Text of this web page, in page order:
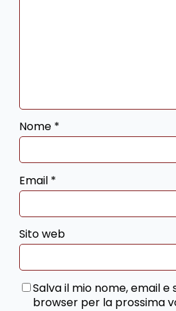
Nome *
Email *
Sito web
Salva il mio nome, email e
browser per la prossima